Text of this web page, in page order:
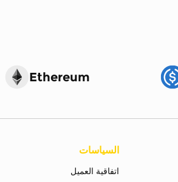
Ethereum
السياسات
اتفاقية العميل